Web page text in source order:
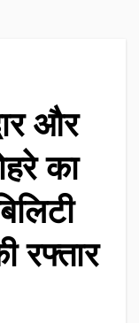
और
का
रफ्तार